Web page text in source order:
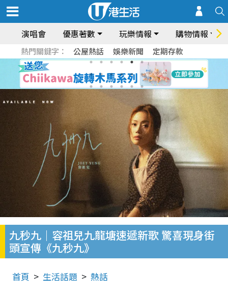
演唱會 優惠著數 玩樂情報 購物情報
熱門關鍵字： 公屋熱話 娛樂新聞 定期存款
九秒九｜容祖兒九龍塘速遞新歌 驚喜現身街
頭宣傳《九秒九》
首頁 生活話題 熱話